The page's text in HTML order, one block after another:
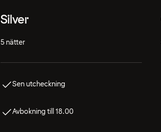
Silver
5 nätter
Sen utcheckning
Avbokning till 18.00